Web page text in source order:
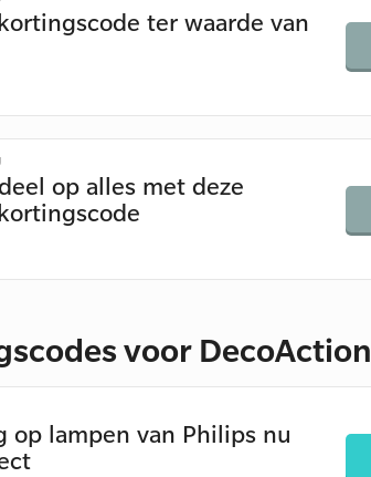
ter waarde van
op alles met deze
voor DecoAction
op lampen van Philips nu